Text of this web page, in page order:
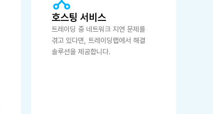
호스팅 서비스
트레이딩 중 네트워크 지연 문제를
겪고 있다면, 트레이딩랩에서 해결
솔루션을 제공합니다.